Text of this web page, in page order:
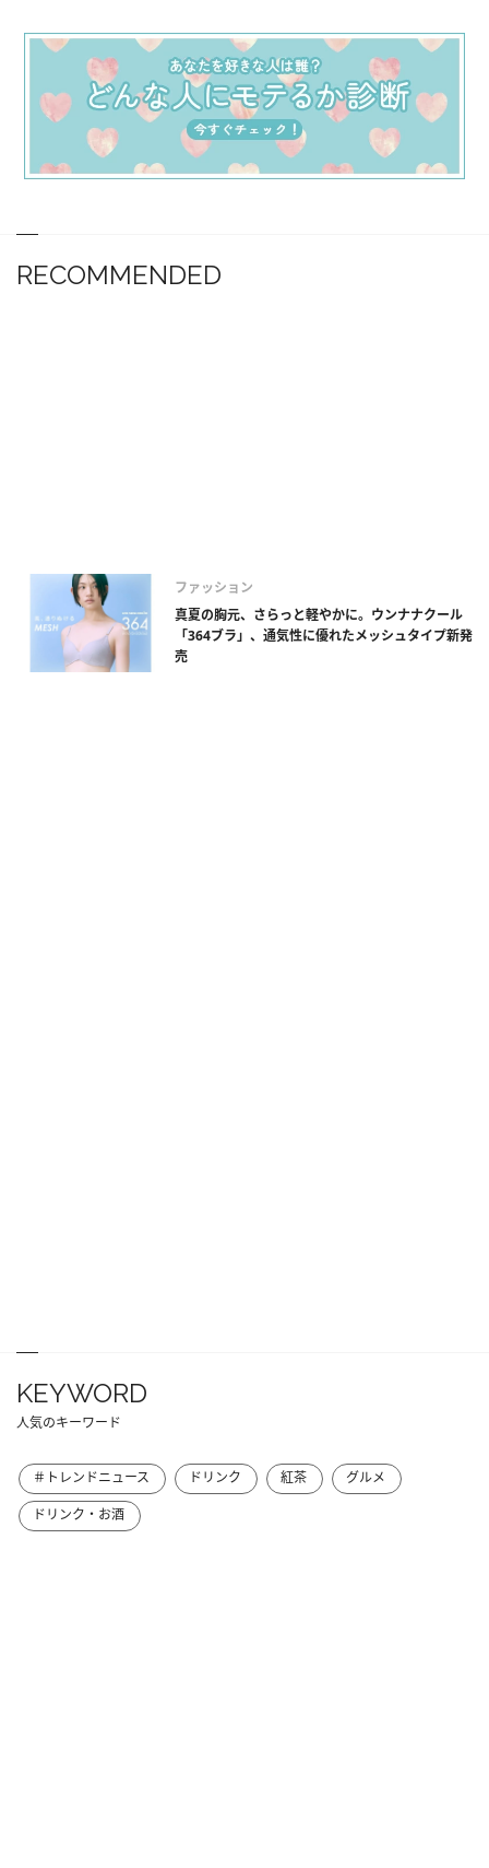
RECOMMENDED
ファッション
真夏の胸元、さらっと軽やかに。ウンナナクール
「364ブラ」、通気性に優れたメッシュタイプ新発
売
KEYWORD
人気のキーワード
＃トレンドニュース ドリンク 紅茶
グルメ
ドリンク・お酒